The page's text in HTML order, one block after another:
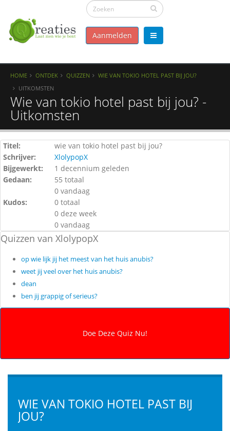
Aanmelden
HOME ONTDEK QUIZZEN
WIE VAN TOKIO HOTEL PAST BIJ JOU?
UITKOMSTEN
Wie van tokio hotel past bij jou? -
Uitkomsten
Titel:
wie van tokio hotel past bij jou?
Schrijver:
XlolypopX
Bijgewerkt:
1 decennium geleden
Gedaan:
55 totaal
0 vandaag
Kudos:
0 totaal
0 deze week
0 vandaag
Quizzen van XlolypopX
op wie lijk jij het meest van het huis anubis?
weet jij veel over het huis anubis?
dean
ben jij grappig of serieus?
WIE VAN TOKIO HOTEL PAST BIJ
JOU?